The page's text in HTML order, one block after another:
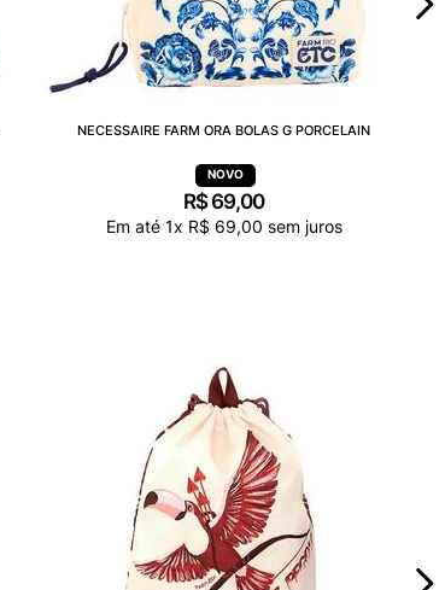
NECESSAIRE FARM ORA BOLAS G PORCELAIN
R$69,00
Em até 1x R$ 69,00 sem juros